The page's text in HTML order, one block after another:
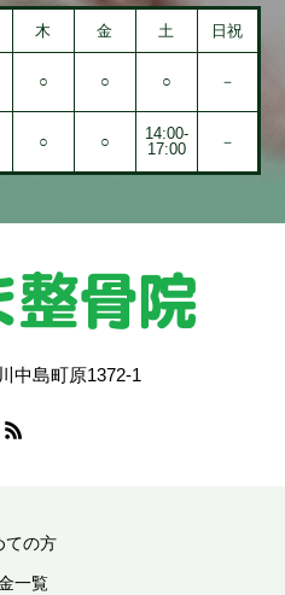
木 金 土
日祝
○ ○ ○ －
○ ○
14:00-
17:00
－
中島町原1372-1
ての方
一覧